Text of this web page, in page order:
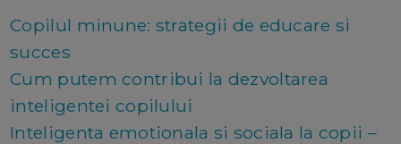
Copilul minune: strategii de educare si
succes
Cum putem contribui la dezvoltarea
inteligentei copilului
Inteligenta emotionala si sociala la copii –